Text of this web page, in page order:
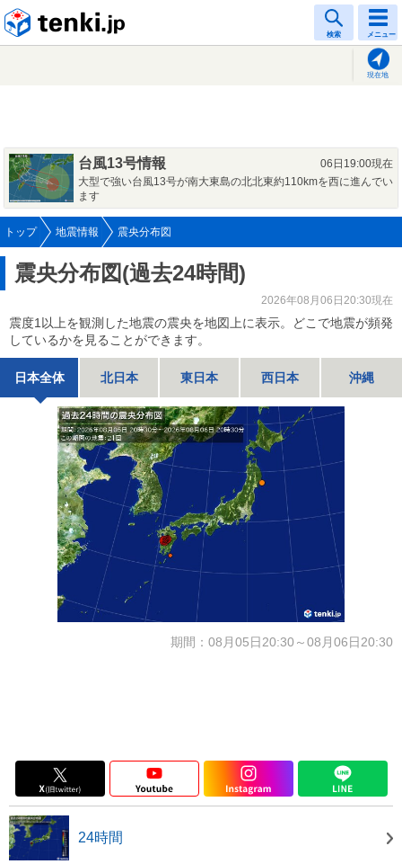
検索 メニュー
現在地
台風13号情報
06日19:00現在
大型で強い台風13号が南大東島の北北東約110kmを西に進んでい
ます
トップ 地震情報 震央分布図
震央分布図(過去24時間)
2026年08月06日20:30現在
震度1以上を観測した地震の震央を地図上に表示。どこで地震が頻発
しているかを見ることができます。
日本全体 北日本 東日本 西日本 沖縄
期間：08月05日20:30～08月06日20:30
24時間